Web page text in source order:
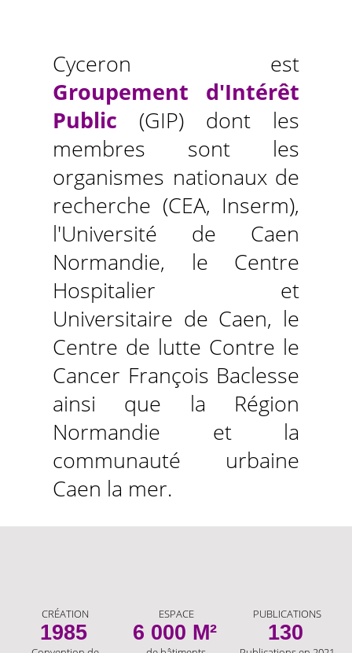
Cyceron est
Groupement d'Intérêt
Public (GIP) dont les
membres sont les
organismes nationaux de
recherche (CEA, Inserm),
l'Université de Caen
Normandie, le Centre
Hospitalier et
Universitaire de Caen, le
Centre de lutte Contre le
Cancer François Baclesse
ainsi que la Région
Normandie et la
communauté urbaine
Caen la mer.
CRÉATION
1985
ESPACE
6 000 M²
PUBLICATIONS
130